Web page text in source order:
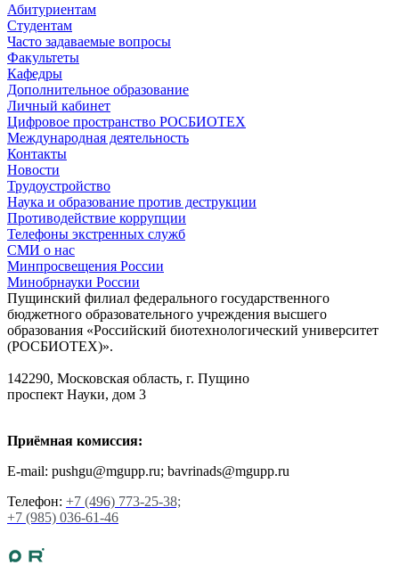
Абитуриентам
Студентам
Часто задаваемые вопросы
Факультеты
Кафедры
Дополнительное образование
Личный кабинет
Цифровое пространство РОСБИОТЕХ
Международная деятельность
Контакты
Новости
Трудоустройство
Наука и образование против деструкции
Противодействие коррупции
Телефоны экстренных служб
СМИ о нас
Минпросвещения России
Минобрнауки России
Пущинский филиал федерального государственного
бюджетного образовательного учреждения высшего
образования «Российский биотехнологический университет
(РОСБИОТЕХ)».
142290, Московская область, г. Пущино
проспект Науки, дом 3
Приёмная комиссия:
E-mail: pushgu@mgupp.ru; bavrinads@mgupp.ru
Телефон: +7 (496) 773-25-38;
+7 (985) 036-61-46